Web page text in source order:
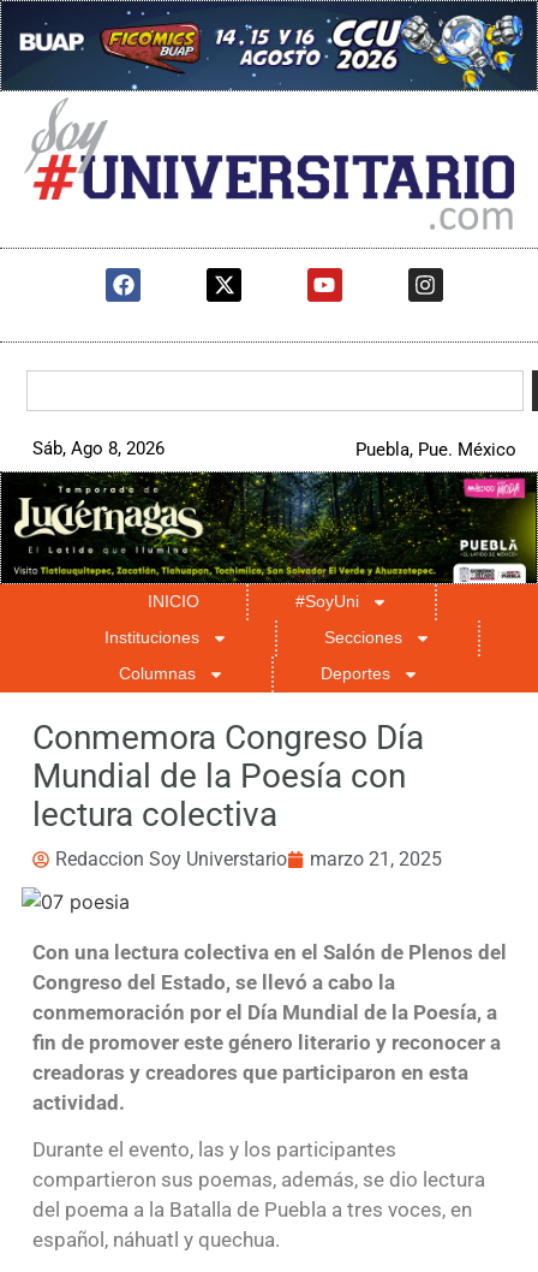
Sáb, Ago 8, 2026 Puebla, Pue. México
INICIO
#SoyUni
Instituciones
Secciones
Columnas
Deportes
​​Conmemora Congreso Día
Mundial de la Poesía con
lectura colectiva
Redaccion Soy Universtario marzo 21, 2025
Con una lectura colectiva en el Salón de Plenos del
Congreso del Estado, se llevó a cabo la
conmemoración por el Día Mundial de la Poesía, a
fin de promover este género literario y reconocer a
creadoras y creadores que participaron en esta
actividad.
Durante el evento, las y los participantes
compartieron sus poemas, además, se dio lectura
del poema a la Batalla de Puebla a tres voces, en
español, náhuatl y quechua.